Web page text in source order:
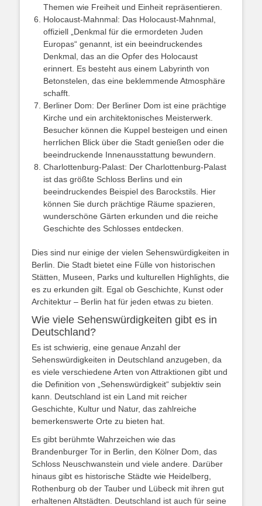
Themen wie Freiheit und Einheit repräsentieren.
Holocaust-Mahnmal: Das Holocaust-Mahnmal,
offiziell „Denkmal für die ermordeten Juden
Europas“ genannt, ist ein beeindruckendes
Denkmal, das an die Opfer des Holocaust
erinnert. Es besteht aus einem Labyrinth von
Betonstelen, das eine beklemmende Atmosphäre
schafft.
Berliner Dom: Der Berliner Dom ist eine prächtige
Kirche und ein architektonisches Meisterwerk.
Besucher können die Kuppel besteigen und einen
herrlichen Blick über die Stadt genießen oder die
beeindruckende Innenausstattung bewundern.
Charlottenburg-Palast: Der Charlottenburg-Palast
ist das größte Schloss Berlins und ein
beeindruckendes Beispiel des Barockstils. Hier
können Sie durch prächtige Räume spazieren,
wunderschöne Gärten erkunden und die reiche
Geschichte des Schlosses entdecken.
Dies sind nur einige der vielen Sehenswürdigkeiten in
Berlin. Die Stadt bietet eine Fülle von historischen
Stätten, Museen, Parks und kulturellen Highlights, die
es zu erkunden gilt. Egal ob Geschichte, Kunst oder
Architektur – Berlin hat für jeden etwas zu bieten.
Wie viele Sehenswürdigkeiten gibt es in
Deutschland?
Es ist schwierig, eine genaue Anzahl der
Sehenswürdigkeiten in Deutschland anzugeben, da
es viele verschiedene Arten von Attraktionen gibt und
die Definition von „Sehenswürdigkeit“ subjektiv sein
kann. Deutschland ist ein Land mit reicher
Geschichte, Kultur und Natur, das zahlreiche
bemerkenswerte Orte zu bieten hat.
Es gibt berühmte Wahrzeichen wie das
Brandenburger Tor in Berlin, den Kölner Dom, das
Schloss Neuschwanstein und viele andere. Darüber
hinaus gibt es historische Städte wie Heidelberg,
Rothenburg ob der Tauber und Lübeck mit ihren gut
erhaltenen Altstädten. Deutschland ist auch für seine